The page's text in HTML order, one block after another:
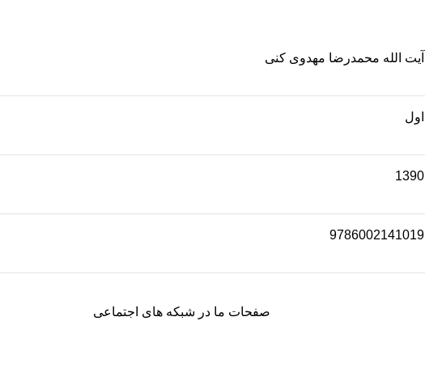
آیت الله محمدرضا مهدوی کنی
اول
1390
9786002141019
صفحات ما در شبکه های اجتماعی